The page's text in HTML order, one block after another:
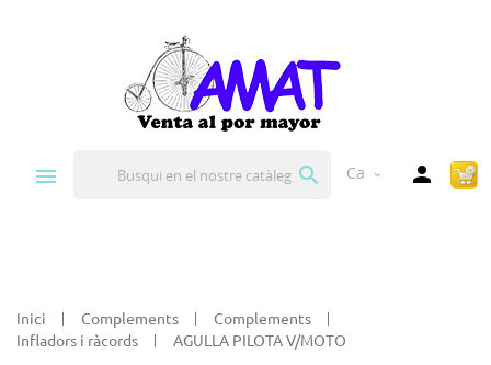
 Ca expand_more 
Inici Complements
Complements
Infladors i ràcords
AGULLA PILOTA V/MOTO